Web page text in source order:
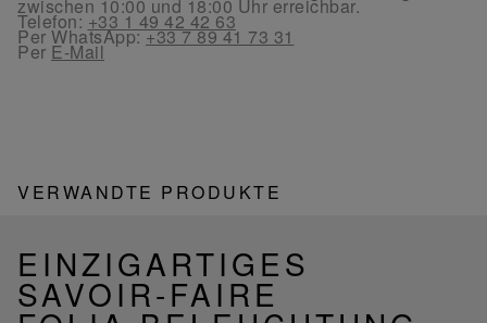
zwischen 10:00 und 18:00 Uhr erreichbar.
Telefon:+33 1 49 42 42 63
Per WhatsApp:+33 7 89 41 73 31
Per E-Mail
VERWANDTE PRODUKTE
EINZIGARTIGES
SAVOIR-FAIRE